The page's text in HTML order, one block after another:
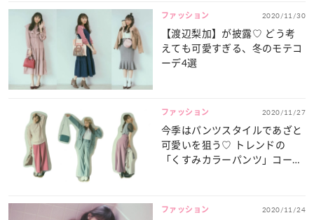
ファッション 2020/11/30
【渡辺梨加】が披露♡ どう考
えても可愛すぎる、冬のモテコ
ーデ4選
ファッション 2020/11/27
今季はパンツスタイルであざと
可愛いを狙う♡ トレンドの
「くすみカラーパンツ」コーデ
ファッション 2020/11/24